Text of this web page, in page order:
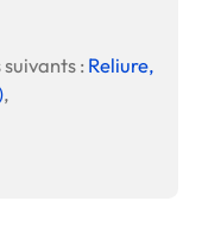
: Reliure,
,